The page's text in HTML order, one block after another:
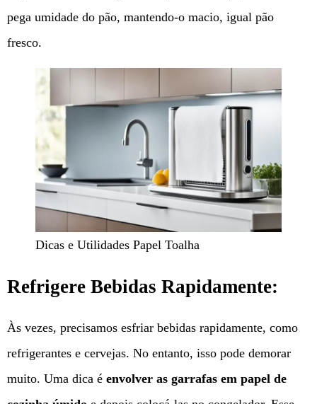
pega umidade do pão, mantendo-o macio, igual pão
fresco.
Dicas e Utilidades Papel Toalha
Refrigere Bebidas Rapidamente:
Às vezes, precisamos esfriar bebidas rapidamente, como
refrigerantes e cervejas. No entanto, isso pode demorar
muito. Uma dica é envolver as garrafas em papel de